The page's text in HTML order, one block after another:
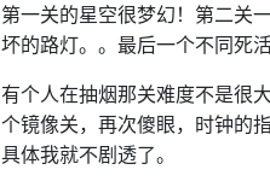
第一关的星空很梦幻！第二关
坏的路灯。。最后一个不同死
有个人在抽烟那关难度不是很
个镜像关，再次傻眼，时钟的
具体我就不剧透了。